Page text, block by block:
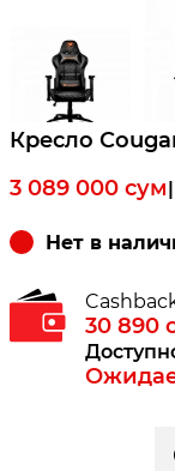
Кресло
3 089 000 сум
Нет в
30 890